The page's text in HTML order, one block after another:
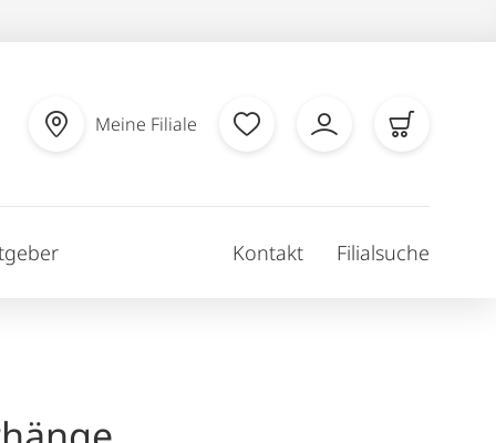
Meine Filiale
Kontakt Filialsuche